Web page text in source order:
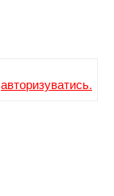
авторизуватись.